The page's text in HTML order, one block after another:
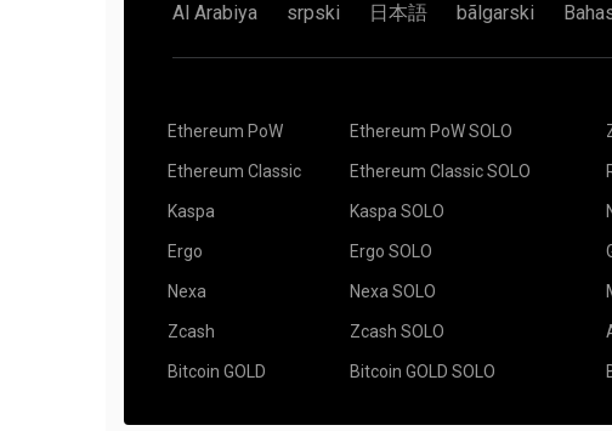
Al Arabiya
srpski 日本語 bãlgarski
Ethereum PoW
Ethereum Classic
Kaspa
Ergo
Nexa
Zcash
Bitcoin GOLD
Ethereum PoW SOLO
Ethereum Classic SOLO
Kaspa SOLO
Ergo SOLO
Nexa SOLO
Zcash SOLO
Bitcoin GOLD SOLO